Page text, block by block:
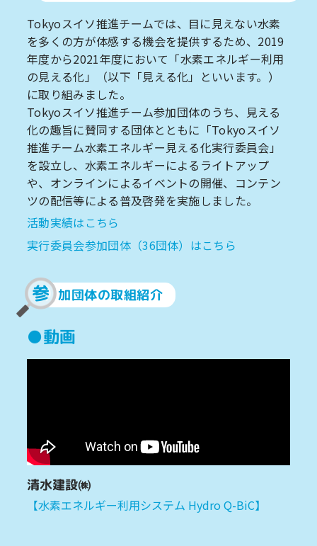
Tokyoスイソ推進チームでは、目に見えない水素
を多くの方が体感する機会を提供するため、2019
年度から2021年度において「水素エネルギー利用
の見える化」（以下「見える化」といいます。）
に取り組みました。
Tokyoスイソ推進チーム参加団体のうち、見える
化の趣旨に賛同する団体とともに「Tokyoスイソ
推進チーム水素エネルギー見える化実行委員会」
を設立し、水素エネルギーによるライトアップ
や、オンラインによるイベントの開催、コンテン
ツの配信等による普及啓発を実施しました。
活動実績はこちら
実行委員会参加団体（36団体）はこちら
参 加団体の取組紹介
●動画
清水建設㈱
【水素エネルギー利用システム Hydro Q-BiC】